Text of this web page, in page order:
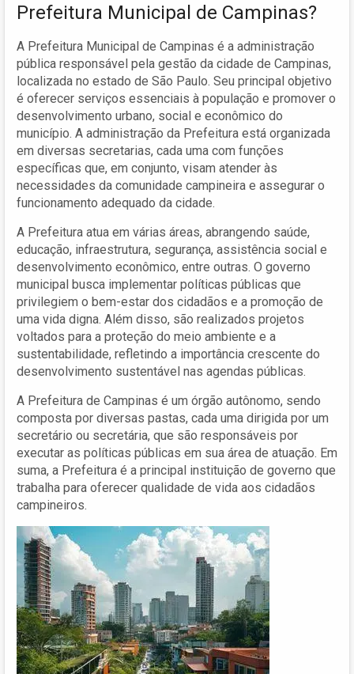
Prefeitura Municipal de Campinas?
A Prefeitura Municipal de Campinas é a administração
pública responsável pela gestão da cidade de Campinas,
localizada no estado de São Paulo. Seu principal objetivo
é oferecer serviços essenciais à população e promover o
desenvolvimento urbano, social e econômico do
município. A administração da Prefeitura está organizada
em diversas secretarias, cada uma com funções
específicas que, em conjunto, visam atender às
necessidades da comunidade campineira e assegurar o
funcionamento adequado da cidade.
A Prefeitura atua em várias áreas, abrangendo saúde,
educação, infraestrutura, segurança, assistência social e
desenvolvimento econômico, entre outras. O governo
municipal busca implementar políticas públicas que
privilegiem o bem-estar dos cidadãos e a promoção de
uma vida digna. Além disso, são realizados projetos
voltados para a proteção do meio ambiente e a
sustentabilidade, refletindo a importância crescente do
desenvolvimento sustentável nas agendas públicas.
A Prefeitura de Campinas é um órgão autônomo, sendo
composta por diversas pastas, cada uma dirigida por um
secretário ou secretária, que são responsáveis por
executar as políticas públicas em sua área de atuação. Em
suma, a Prefeitura é a principal instituição de governo que
trabalha para oferecer qualidade de vida aos cidadãos
campineiros.